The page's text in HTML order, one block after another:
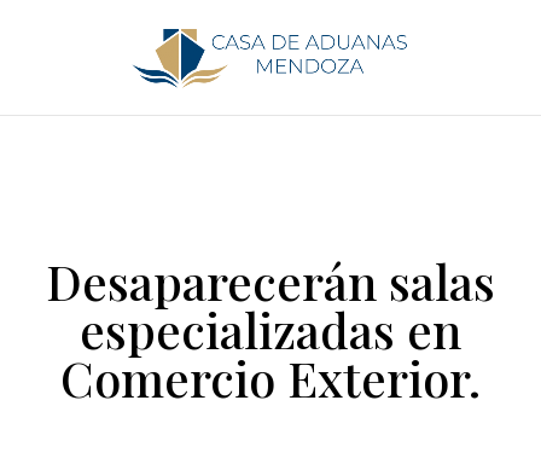
Desaparecerán salas
especializadas en
Comercio Exterior.